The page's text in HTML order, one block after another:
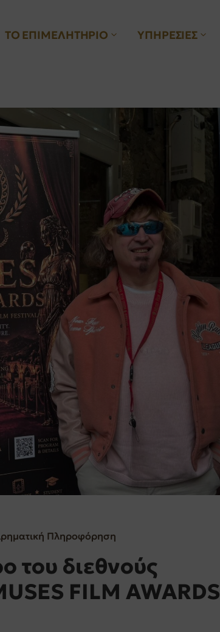
ΤΟ ΕΠΙΜΕΛΗΤΗΡΙΟ ΥΠΗΡΕΣΙΕΣ
Πληροφόρηση
του διεθνούς
FILM AWARDS